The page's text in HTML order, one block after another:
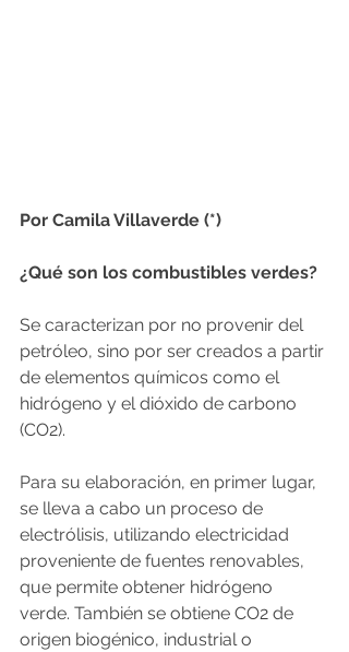
Por Camila Villaverde (*)
¿Qué son los combustibles verdes?
Se caracterizan por no provenir del
petróleo, sino por ser creados a partir
de elementos químicos como el
hidrógeno y el dióxido de carbono
(CO2).
Para su elaboración, en primer lugar,
se lleva a cabo un proceso de
electrólisis, utilizando electricidad
proveniente de fuentes renovables,
que permite obtener hidrógeno
verde. También se obtiene CO2 de
origen biogénico, industrial o